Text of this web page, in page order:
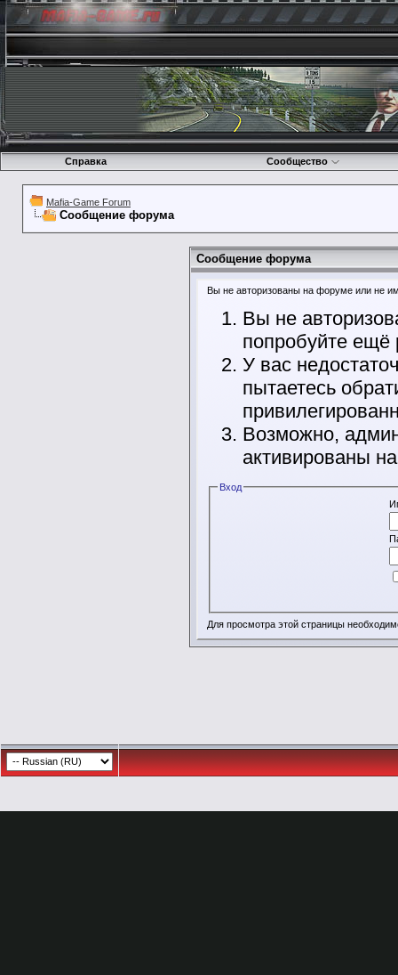
Справка Сообщество
Mafia-Game Forum
Сообщение форума
Сообщение форума
Вы не авторизованы на форуме или не
Вы не
попробуйте ещё
У вас
пытаетесь
Возможно,
активированы
Вход
Для просмотра этой страницы